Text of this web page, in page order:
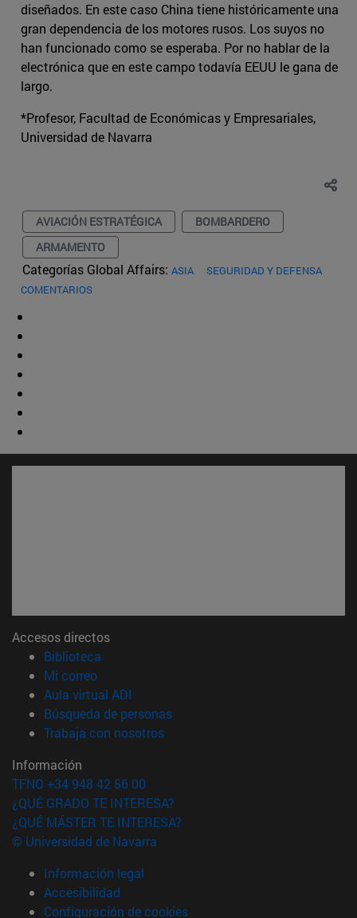
diseñados. En este caso China tiene históricamente una
gran dependencia de los motores rusos. Los suyos no
han funcionado como se esperaba. Por no hablar de la
electrónica que en este campo todavía EEUU le gana de
largo.
*Profesor, Facultad de Económicas y Empresariales,
Universidad de Navarra
AVIACIÓN ESTRATÉGICA
BOMBARDERO
ARMAMENTO
Categorías Global Affairs: ASIA
SEGURIDAD Y DEFENSA
COMENTARIOS
Accesos directos
Biblioteca
Mi correo(abre en nueva ventana)
Aula virtual ADI
Búsqueda de personas(abre en nueva ventana)
Trabaja con nosotros(abre en nueva ventana)
Información
TFNO +34 948 42 56 00
¿QUÉ GRADO TE INTERESA?
¿QUÉ MÁSTER TE INTERESA?
© Universidad de Navarra
Información legal
Accesibilidad
Configuración de cookies